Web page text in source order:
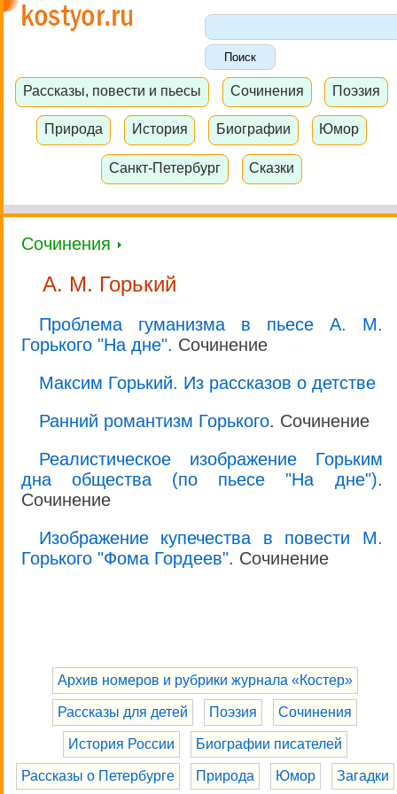
Рассказы, повести и пьесы Сочинения Поэзия
Природа История Биографии Юмор
Санкт-Петербург Сказки
Сочинения
А. М. Горький
Проблема гуманизма в пьесе А. М.
Горького "На дне". Сочинение
Максим Горький. Из рассказов о детстве
Ранний романтизм Горького. Сочинение
Реалистическое изображение Горьким
дна общества (по пьесе "На дне").
Сочинение
Изображение купечества в повести М.
Горького "Фома Гордеев". Сочинение
Архив номеров и рубрики журнала «Костер»
Рассказы для детей Поэзия Сочинения
История России Биографии писателей
Рассказы о Петербурге Природа Юмор Загадки